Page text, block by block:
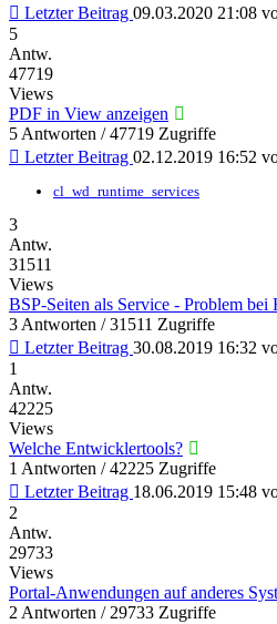
Letzter Beitrag 09.03.2020 21:08
5
Antw.
47719
Views
PDF in View anzeigen
5 Antworten / 47719 Zugriffe
Letzter Beitrag 02.12.2019 16:52
cl_wd_runtime_services
3
Antw.
31511
Views
BSP-Seiten als Service - Problem bei
3 Antworten / 31511 Zugriffe
Letzter Beitrag 30.08.2019 16:32
1
Antw.
42225
Views
Welche Entwicklertools?
1 Antworten / 42225 Zugriffe
Letzter Beitrag 18.06.2019 15:48
2
Antw.
29733
Views
Portal-Anwendungen auf anderes
2 Antworten / 29733 Zugriffe